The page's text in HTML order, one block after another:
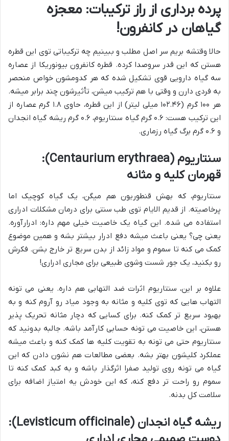
پرده برداری از راز ترکیبات: معجزه
گیاهان در کانفرون!
حالا وقتشه بریم سر اصل مطلب و ببینیم چه ترکیباتی توی این قطره
هستن که این قدر سروصدا کرده. قطره کانفرون بیونوریکا از عصاره
سه گیاه دارویی قوی تشکیل شده که هر کدومشون خواص منحصر
به فردی دارن و وقتی با هم ترکیب میشن، تأثیرشون چند برابر میشه.
هر ۱۰۰ گرم (۱۰۲.۴۶ میلی لیتر) از این قطره، حاوی ۱.۸ گرم عصاره از
این ترکیب هست: ۰.۶ گرم گیاه سنتاریوم، ۰.۶ گرم ریشه گیاه انجدان
و ۰.۶ گرم برگ گیاه رزماری.
سنتاریوم (Centaurium erythraea):
قهرمان کلیه و مثانه
سنتاریوم، که بهش قنطوریون هم میگن، یک گیاه کوچیک اما
پرخاصیته. از قدیم الایام توی طب سنتی برای درمان مشکلات ادراری
استفاده می شده. این گیاه یک خاصیت خیلی مهم داره: ادرارآوره.
یعنی چی؟ یعنی باعث میشه دفع ادرار بیشتر بشه و همین موضوع
کمک می کنه تا سموم و مواد زائد از بدن سریع تر خارج بشن. فکرش
رو بکنید، یک جور شست وشوی طبیعی برای مجاری ادراری!
علاوه بر این، سنتاریوم اثرات ضد التهابی هم داره. یعنی می تونه
التهاب هایی که توی کلیه و مثانه به وجود میاد رو آروم کنه و به
بهبود سریع تر کمک کنه. برای کسایی که دچار مثانه تحریک پذیر
هستن، این خاصیت می تونه حسابی کارآمد باشه. جالبه بدونید که
سنتاریوم حتی می تونه به تقویت کلیه ها کمک کنه و باعث میشه
عملکرد کلیشون بهتر بشه. بعضی مطالعات هم نشون دادن که این
گیاه می تونه روی تولید صفرا اثرگذار باشه و به کبد کمک کنه تا
سموم رو راحت تر دفع کنه، که این خودش یه امتیاز اضافه برای
سلامت کل بدنه.
ریشه گیاه انجدان (Levisticum officinale):